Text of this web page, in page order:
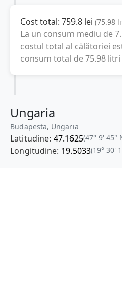
Cost total: 759.8 lei (75.98
La un consum mediu de
costul total al călătoriei
consum total de75.98 litri
Ungaria
Budapesta, Ungaria
Latitudine: 47.1625(47° 9' 45"
Longitudine: 19.5033(19° 30'